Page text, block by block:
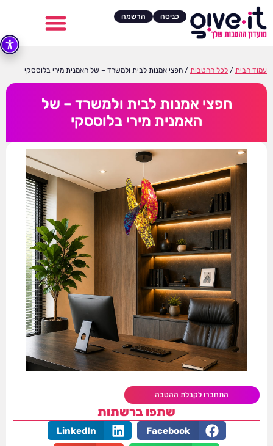
כניסה הרשמה
עמוד הבית / לכל ההטבות / חפצי אמנות לבית ולמשרד – של האמנית מירי בלוססקי
חפצי אמנות לבית ולמשרד – של
האמנית מירי בלוססקי
התחברו לקבלת ההטבה
שתפו ברשתות
Facebook
LinkedIn